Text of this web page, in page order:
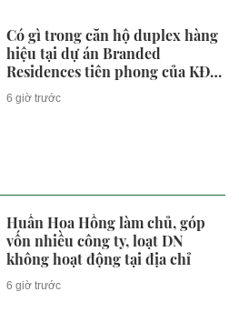
Có gì trong căn hộ duplex hàng
hiệu tại dự án Branded
Residences tiên phong của KĐT
Ciputra?
6 giờ trước
Huấn Hoa Hồng làm chủ, góp
vốn nhiều công ty, loạt DN
không hoạt động tại địa chỉ
6 giờ trước